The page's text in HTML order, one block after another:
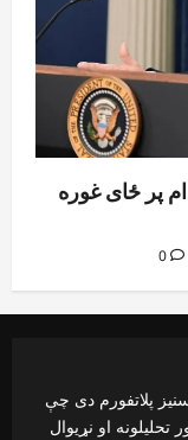
پر ځای غوره
0
پلاتفورم دی چې
تحلیلونه او نړیوال